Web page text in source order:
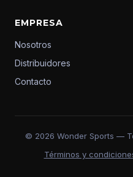
EMPRESA
Nosotros
Distribuidores
Contacto
© 2026 Wonder Sports —
Términos y